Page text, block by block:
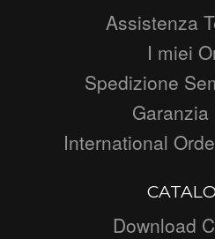
Assistenza
I miei
Spedizione
Garanzia
International
Download